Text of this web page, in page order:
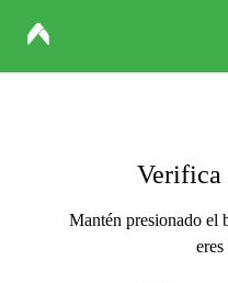
Verifica
Mantén presionado el